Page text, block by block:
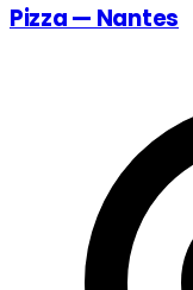
Pizza — Nantes